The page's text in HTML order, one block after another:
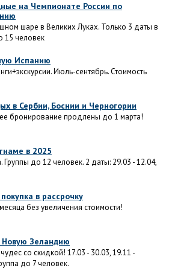
на Чемпионате России по
шаре в Великих Луках. Только 3 даты в
15 человек
Испанию
Июль-сентябрь. Стоимость
в Сербии, Боснии и Черногории
бронирование продлены до 1 марта!
в 2025
Группы до 12 человек. 2 даты: 29.03 - 12.04,
в рассрочку
без увеличения стоимости!
Новую Зеландию
со скидкой! 17.03 - 30.03, 19.11 -
до 7 человек.